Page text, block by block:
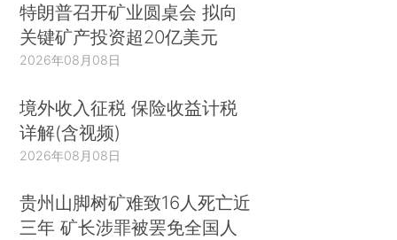
特朗普召开矿业圆桌会 拟向
关键矿产投资超20亿美元
2026年08月08日
境外收入征税 保险收益计税
详解(含视频)
2026年08月08日
贵州山脚树矿难致16人死亡近
三年 矿长涉罪被罢免全国人